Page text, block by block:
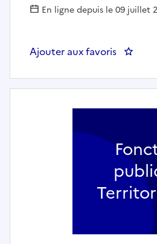
En ligne depuis le 09 juillet
Ajouter aux favoris :